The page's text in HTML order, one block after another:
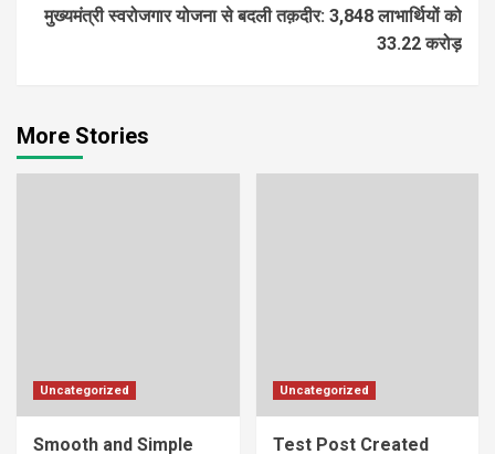
मुख्यमंत्री स्वरोजगार योजना से बदली तक़दीर: 3,848 लाभार्थियों को
33.22 करोड़
More Stories
Uncategorized
Smooth and Simple
Uncategorized
Test Post Created